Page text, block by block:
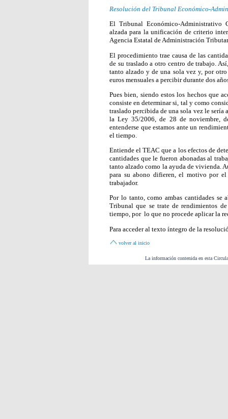
Resolución del Tribunal Económico-
El Tribunal Económico-Administrativo
alzada para la unificación de criterio
Agencia Estatal de Administración
El procedimiento trae causa de las
de su traslado a otro centro de trabajo.
tanto alzado y de una sola vez y, por
euros mensuales a percibir durante dos
Pues bien, siendo estos los hechos que
consiste en determinar si, tal y como
traslado percibida de una sola vez le
la Ley 35/2006, de 28 de noviembre,
entenderse que estamos ante un
el tiempo.
Entiende el TEAC que a los efectos de
cantidades que le fueron abonadas al
tanto alzado como la ayuda de vivienda.
para su abono difieren, el motivo por
trabajador.
Por lo tanto, como ambas cantidades
Tribunal que se trate de rendimientos
tiempo, por lo que no procede aplicar la
Para acceder al texto íntegro de la
volver al inicio
La información contenida en esta